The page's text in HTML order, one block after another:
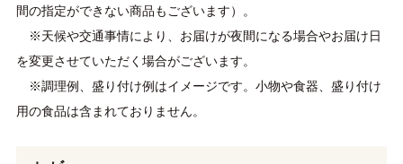
間の指定ができない商品もございます）。
※天候や交通事情により、お届けが夜間になる場合やお届け日
を変更させていただく場合がございます。
※調理例、盛り付け例はイメージです。小物や食器、盛り付け
用の食品は含まれておりません。